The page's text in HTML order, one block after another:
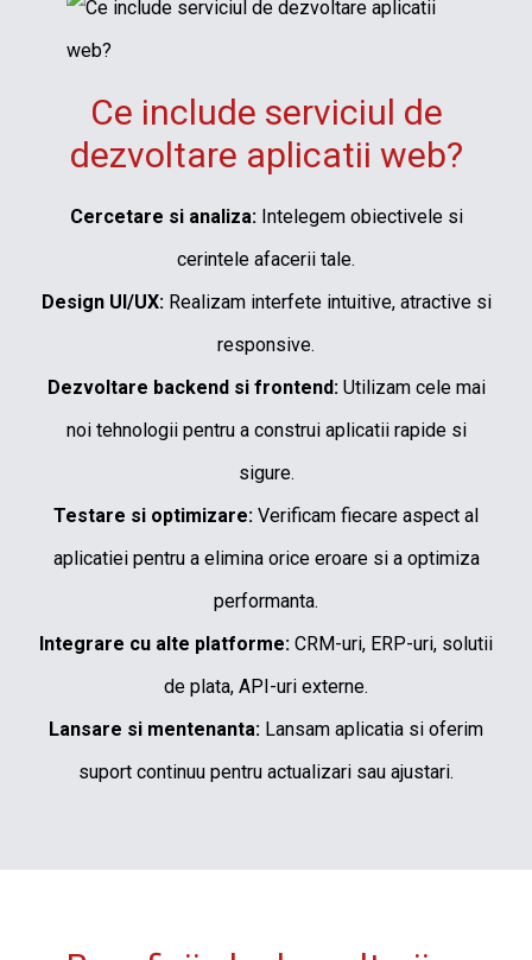
Ce include serviciul de
dezvoltare aplicatii web?
Cercetare si analiza:Intelegem obiectivele si
cerintele afacerii tale.
Design UI/UX:Realizam interfete intuitive, atractive si
responsive.
Dezvoltare backend si frontend:Utilizam cele mai
noi tehnologii pentru a construi aplicatii rapide si
sigure.
Testare si optimizare: Verificam fiecare aspect al
aplicatiei pentru a elimina orice eroare si a optimiza
performanta.
Integrare cu alte platforme: CRM-uri, ERP-uri, solutii
de plata, API-uri externe.
Lansare si mentenanta: Lansam aplicatia si oferim
suport continuu pentru actualizari sau ajustari.